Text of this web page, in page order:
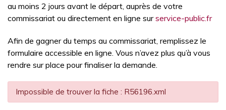
au moins 2 jours avant le départ, auprès de votre
commissariat ou directement en ligne surservice-public.fr
Afin de gagner du temps au commissariat, remplissez le
formulaire accessible en ligne. Vous n’avez plus qu’à vous
rendre sur place pour finaliser la demande.
Impossible de trouver la fiche : R56196.xml